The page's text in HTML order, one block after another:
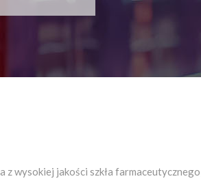
wysokiej jakości szkła